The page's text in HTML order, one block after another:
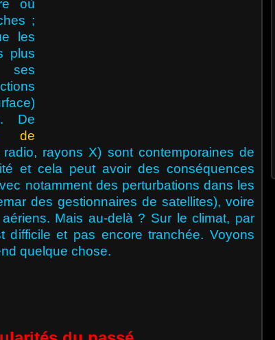
où
;
les
plus
De
de
rayons X) sont contemporaines de
et cela peut avoir des conséquences
notamment des perturbations dans les
des gestionnaires de satellites), voire
Mais au-delà ? Sur le climat, par
difficile et pas encore tranchée. Voyons
quelque chose.